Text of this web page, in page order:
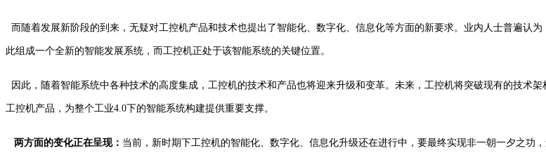
而随着发展新阶段的到来，无疑对工控机产品和技术也提出了智能化、数字化、信息化等方面的新要求。业内人士普遍认
此组成一个全新的智能发展系统，而工控机正处于该智能系统的关键位置。
因此，随着智能系统中各种技术的高度集成，工控机的技术和产品也将迎来升级和变革。未来，工控机将突破现有的技术
工控机产品，为整个工业4.0下的智能系统构建提供重要支撑。
两方面的变化正在呈现： 当前，新时期下工控机的智能化、数字化、信息化升级还在进行中，要最终实现非一朝一夕之功